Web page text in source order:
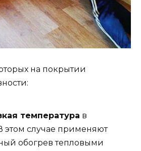
на покрытии
температура в
случае применяют
обогрев тепловыми